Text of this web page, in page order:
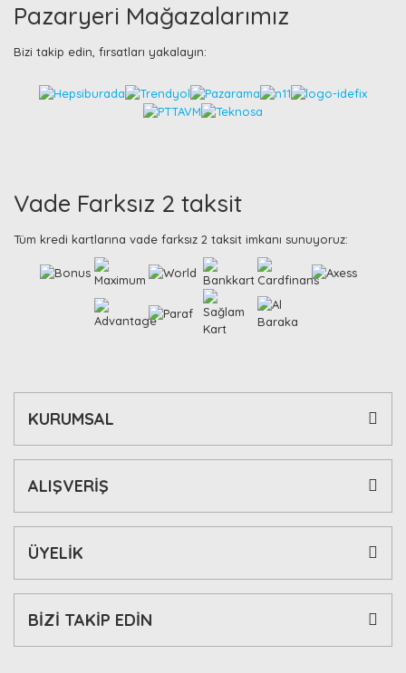
Pazaryeri Mağazalarımız
Bizi takip edin, fırsatları yakalayın:
Vade Farksız 2 taksit
Tüm kredi kartlarına vade farksız 2 taksit imkanı sunuyoruz:
KURUMSAL
ALIŞVERİŞ
ÜYELİK
BİZİ TAKİP EDİN